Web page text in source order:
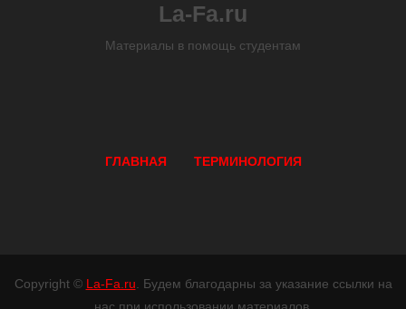
La-Fa.ru
Материалы в помощь студентам
ГЛАВНАЯ ТЕРМИНОЛОГИЯ
Copyright © La-Fa.ru. Будем благодарны за указание ссылки на